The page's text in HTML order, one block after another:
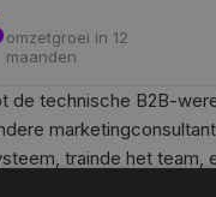
omzetgroei in 12
maanden
de technische B2B-
trainde het team,